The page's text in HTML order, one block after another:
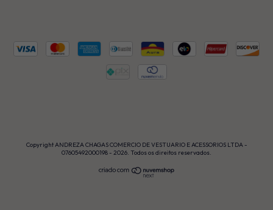
Copyright ANDREZA CHAGAS COMERCIO DE VESTUARIO E ACESSORIOS LTDA -
07605492000198 - 2026. Todos os direitos reservados.